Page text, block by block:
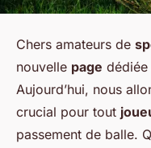
Chers amateurs de
nouvelle page dédiée
Aujourd’hui, nous
crucial pour tout
passement de balle.